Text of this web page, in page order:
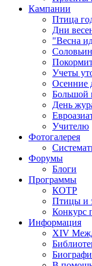
Кампании
Птица
Дни
"Весна
Учеты
Осенние
Большой
День
Учителю
Фотогалерея
Форумы
Блоги
Программы
КОТР
Птицы и
Конкурс
Информация
XIV